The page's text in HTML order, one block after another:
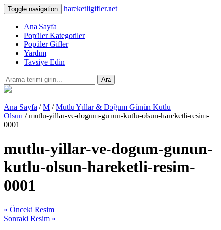
Toggle navigation hareketligifler.net
Ana Sayfa
Popüler Kategoriler
Popüler Gifler
Yardım
Tavsiye Edin
Ara
Ana Sayfa /M /Mutlu Yıllar & Doğum Günün Kutlu
Olsun / mutlu-yillar-ve-dogum-gunun-kutlu-olsun-hareketli-resim-
0001
mutlu-yillar-ve-dogum-gunun-
kutlu-olsun-hareketli-resim-
0001
« Önceki Resim
Sonraki Resim »